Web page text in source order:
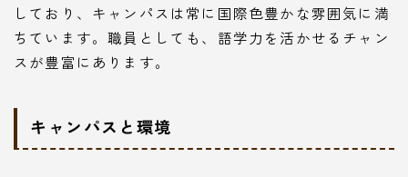
しており、キャンパスは常に国際色豊かな雰囲気に満
ちています。職員としても、語学力を活かせるチャン
スが豊富にあります。
キャンパスと環境